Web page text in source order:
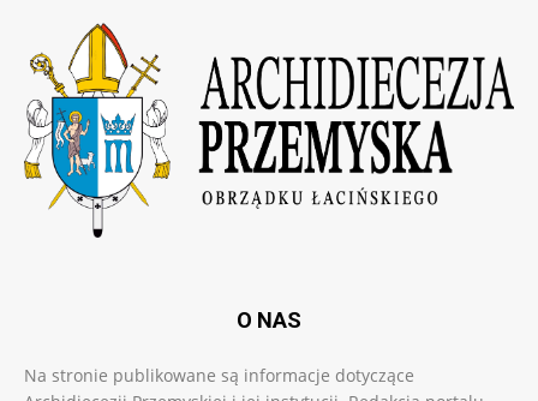
O NAS
Na stronie publikowane są informacje dotyczące